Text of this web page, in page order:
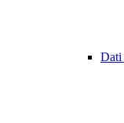
Dati